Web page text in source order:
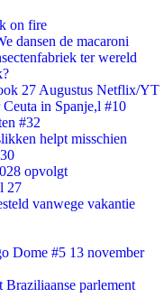
on fire
dansen de macaroni
ter wereld
27 Augustus Netflix/YT
in Spanje,l #10
#32
helpt misschien
opvolgt
27
vanwege vakantie
Dome #5 13 november
Braziliaanse parlement